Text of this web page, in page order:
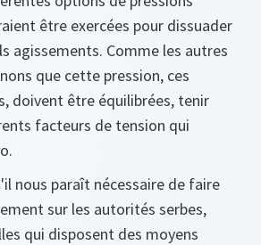
être exercées pour dissuader
agissements. Comme les autres
que cette pression, ces
doivent être équilibrées, tenir
facteurs de tension qui
nous paraît nécessaire de faire
sur les autorités serbes,
qui disposent des moyens